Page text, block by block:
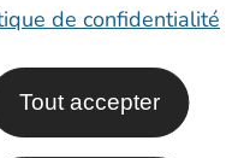
de confidentialité
Tout accepter
Latitude Gard